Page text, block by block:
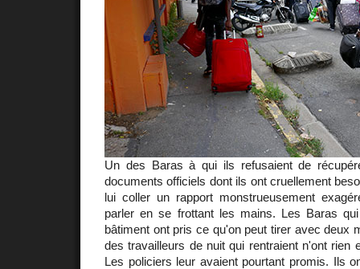
Un des Baras à qui ils refusaient de
documents officiels dont ils ont cruellement
lui coller un rapport monstrueusement
parler en se frottant les mains. Les Baras
bâtiment ont pris ce qu'on peut tirer avec deux
des travailleurs de nuit qui rentraient n'ont rien
Les policiers leur avaient pourtant promis. Ils